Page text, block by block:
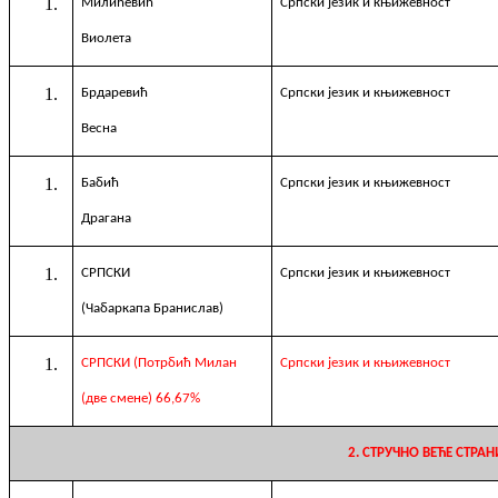
Виолета
Брдаревић
Весна
Српски језик и књижевност
Бабић
Драгана
Српски језик и књижевност
СРПСКИ
(Чабаркапа Бранислав)
Српски језик и књижевност
СРПСКИ (Потрбић Милан
(две смене) 66,67%
Српски језик и књижевност
2. СТРУЧНО ВЕЋЕ